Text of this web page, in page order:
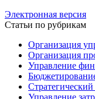
Электронная версия
Статьи по рубрикам
Организация
Организация
Управление
Управление